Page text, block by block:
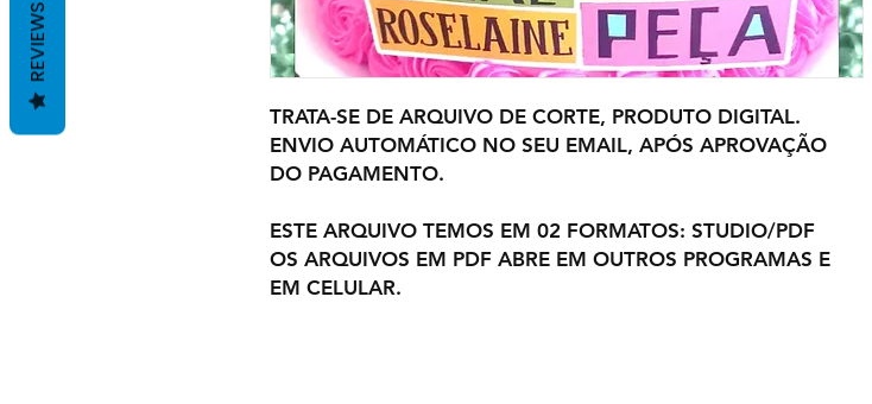
TRATA-SE DE ARQUIVO DE CORTE, PRODUTO DIGITAL.
ENVIO AUTOMÁTICO NO SEU EMAIL, APÓS APROVAÇÃO
DO PAGAMENTO.
ESTE ARQUIVO TEMOS EM 02 FORMATOS: STUDIO/PDF
OS ARQUIVOS EM PDF ABRE EM OUTROS PROGRAMAS E
EM CELULAR.
REVIEWS